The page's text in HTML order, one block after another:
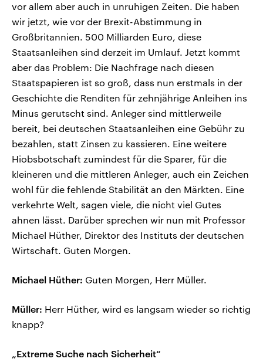
vor allem aber auch in unruhigen Zeiten. Die haben
wir jetzt, wie vor der Brexit-Abstimmung in
Großbritannien. 500 Milliarden Euro, diese
Staatsanleihen sind derzeit im Umlauf. Jetzt kommt
aber das Problem: Die Nachfrage nach diesen
Staatspapieren ist so groß, dass nun erstmals in der
Geschichte die Renditen für zehnjährige Anleihen ins
Minus gerutscht sind. Anleger sind mittlerweile
bereit, bei deutschen Staatsanleihen eine Gebühr zu
bezahlen, statt Zinsen zu kassieren. Eine weitere
Hiobsbotschaft zumindest für die Sparer, für die
kleineren und die mittleren Anleger, auch ein Zeichen
wohl für die fehlende Stabilität an den Märkten. Eine
verkehrte Welt, sagen viele, die nicht viel Gutes
ahnen lässt. Darüber sprechen wir nun mit Professor
Michael Hüther, Direktor des Instituts der deutschen
Wirtschaft. Guten Morgen.
Michael Hüther: Guten Morgen, Herr Müller.
Müller: Herr Hüther, wird es langsam wieder so richtig
knapp?
„Extreme Suche nach Sicherheit“